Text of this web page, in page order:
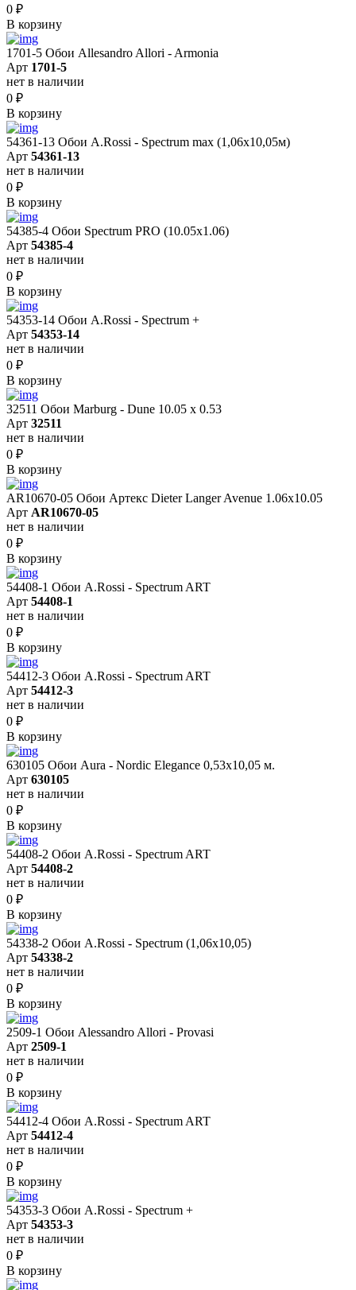
0 ₽
В корзину
1701-5 Обои Allesandro Allori - Armonia
Арт 1701-5
нет в наличии
0 ₽
В корзину
54361-13 Обои A.Rossi - Spectrum max (1,06x10,05м)
Арт 54361-13
нет в наличии
0 ₽
В корзину
54385-4 Обои Spectrum PRO (10.05х1.06)
Арт 54385-4
нет в наличии
0 ₽
В корзину
54353-14 Обои A.Rossi - Spectrum +
Арт 54353-14
нет в наличии
0 ₽
В корзину
32511 Обои Marburg - Dune 10.05 х 0.53
Арт 32511
нет в наличии
0 ₽
В корзину
AR10670-05 Обои Артекс Dieter Langer Avenue 1.06x10.05
Арт AR10670-05
нет в наличии
0 ₽
В корзину
54408-1 Обои A.Rossi - Spectrum ART
Арт 54408-1
нет в наличии
0 ₽
В корзину
54412-3 Обои A.Rossi - Spectrum ART
Арт 54412-3
нет в наличии
0 ₽
В корзину
630105 Обои Aura - Nordic Elegance 0,53x10,05 м.
Арт 630105
нет в наличии
0 ₽
В корзину
54408-2 Обои A.Rossi - Spectrum ART
Арт 54408-2
нет в наличии
0 ₽
В корзину
54338-2 Обои A.Rossi - Spectrum (1,06x10,05)
Арт 54338-2
нет в наличии
0 ₽
В корзину
2509-1 Обои Alessandro Allori - Provasi
Арт 2509-1
нет в наличии
0 ₽
В корзину
54412-4 Обои A.Rossi - Spectrum ART
Арт 54412-4
нет в наличии
0 ₽
В корзину
54353-3 Обои A.Rossi - Spectrum +
Арт 54353-3
нет в наличии
0 ₽
В корзину